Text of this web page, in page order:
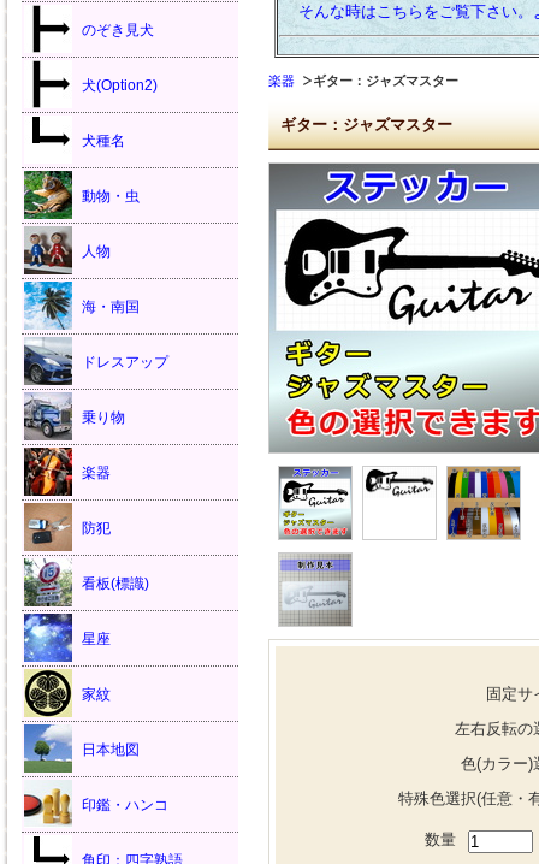
そんな時はこちらをご覧下さい。
楽器 ギター：ジャズマスター
ギター：ジャズマスター
固定サ
左右反転の
色(カラー)
特殊色選択(任意・
数量
のぞき見犬
犬(Option2)
犬種名
動物・虫
人物
海・南国
ドレスアップ
乗り物
楽器
防犯
看板(標識)
星座
家紋
日本地図
印鑑・ハンコ
角印：四字熟語